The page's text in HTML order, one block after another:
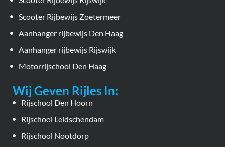
Scooter Rijbewijs Zoetermeer
Aanhanger rijbewijs Den Haag
Aanhanger rijbewijs Rijswijk
Motorrijschool Den Haag
Wij Geven Rijles In:
Rijschool Den Hoorn
Rijschool Leidschendam
Rijschool Nootdorp